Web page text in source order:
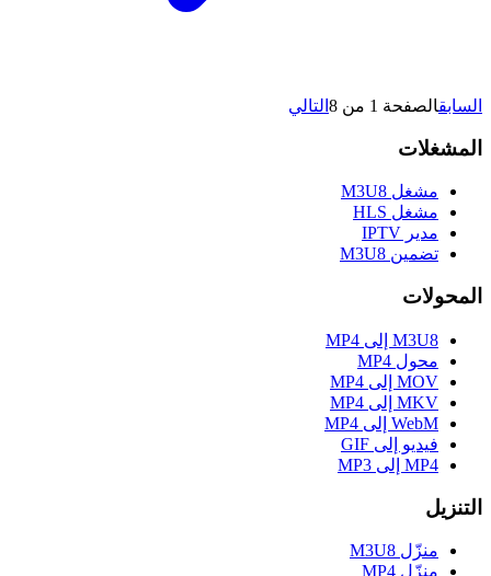
السابقالصفحة 1 من 8 التالي
المشغلات
مشغل M3U8
مشغل HLS
مدير IPTV
تضمين M3U8
المحولات
M3U8 إلى MP4
محول MP4
MOV إلى MP4
MKV إلى MP4
WebM إلى MP4
فيديو إلى GIF
MP4 إلى MP3
التنزيل
منزّل M3U8
منزّل MP4